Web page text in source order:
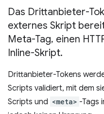
Das Drittanbieter-
externes Skript
Meta-Tag, einen
Inline-Skript.
Drittanbieter-Tokens
Scripts validiert, mit dem
Scripts und <meta> -Tags